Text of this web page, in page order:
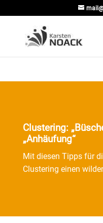
Clustering:
„Anhäufung“
Mit diesen Tipps für
Clustering einen